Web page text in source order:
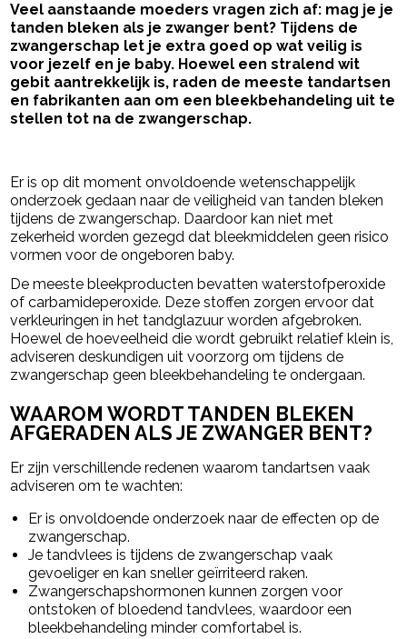
Veel aanstaande moeders vragen zich af: mag je je
tanden bleken als je zwanger bent? Tijdens de
zwangerschap let je extra goed op wat veilig is
voor jezelf en je baby. Hoewel een stralend wit
gebit aantrekkelijk is, raden de meeste tandartsen
en fabrikanten aan om een bleekbehandeling uit te
stellen tot na de zwangerschap.
Er is op dit moment onvoldoende wetenschappelijk
onderzoek gedaan naar de veiligheid van tanden bleken
tijdens de zwangerschap. Daardoor kan niet met
zekerheid worden gezegd dat bleekmiddelen geen risico
vormen voor de ongeboren baby.
De meeste bleekproducten bevatten waterstofperoxide
of carbamideperoxide. Deze stoffen zorgen ervoor dat
verkleuringen in het tandglazuur worden afgebroken.
Hoewel de hoeveelheid die wordt gebruikt relatief klein is,
adviseren deskundigen uit voorzorg om tijdens de
zwangerschap geen bleekbehandeling te ondergaan.
WAAROM WORDT TANDEN BLEKEN
AFGERADEN ALS JE ZWANGER BENT?
Er zijn verschillende redenen waarom tandartsen vaak
adviseren om te wachten:
Er is onvoldoende onderzoek naar de effecten op de
zwangerschap.
Je tandvlees is tijdens de zwangerschap vaak
gevoeliger en kan sneller geïrriteerd raken.
Zwangerschapshormonen kunnen zorgen voor
ontstoken of bloedend tandvlees, waardoor een
bleekbehandeling minder comfortabel is.